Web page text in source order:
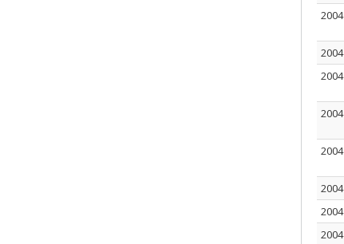
2004
2004
2004
2004
2004
2004
2004
2004